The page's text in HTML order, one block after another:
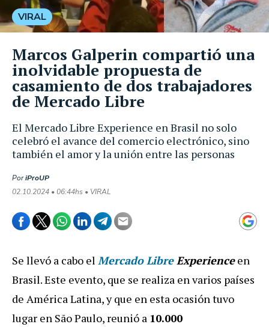
El Mercado Libre Experience en Brasil no solo
celebró el avance del comercio electrónico, sino
también el amor y la unión entre las personas
PoriProUP
02.10.2024 • 06:44hs • VIRAL
VIRAL
Marcos Galperin compartió una
inolvidable propuesta de
casamiento de dos trabajadores
de Mercado Libre
Se llevó a cabo el Mercado LibreExperienceen
Brasil. Este evento, que se realiza en varios países
de América Latina, y que en esta ocasión tuvo
lugar en São Paulo, reunió a 10.000